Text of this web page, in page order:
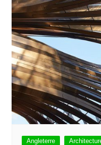
Angleterre